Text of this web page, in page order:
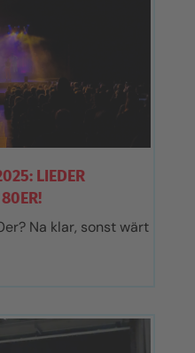
LIEDER
Na klar, sonst wärt